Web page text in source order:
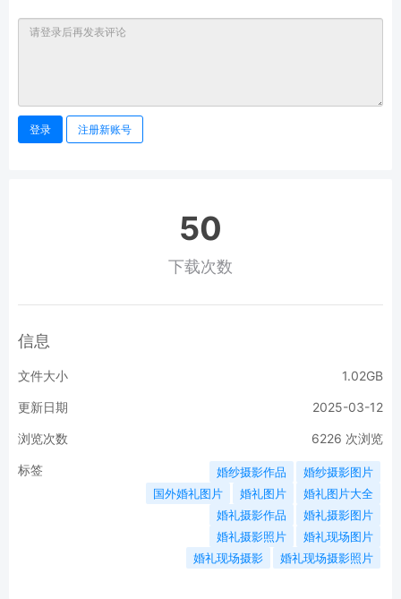
登录 注册新账号
50
下载次数
信息
文件大小 1.02GB
更新日期 2025-03-12
浏览次数 6226 次浏览
标签 婚纱摄影作品
婚纱摄影图片
国外婚礼图片
婚礼图片
婚礼图片大全
婚礼摄影作品
婚礼摄影图片
婚礼摄影照片
婚礼现场图片
婚礼现场摄影
婚礼现场摄影照片